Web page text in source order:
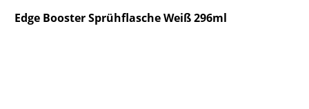
Edge Booster Sprühflasche Weiß 296ml